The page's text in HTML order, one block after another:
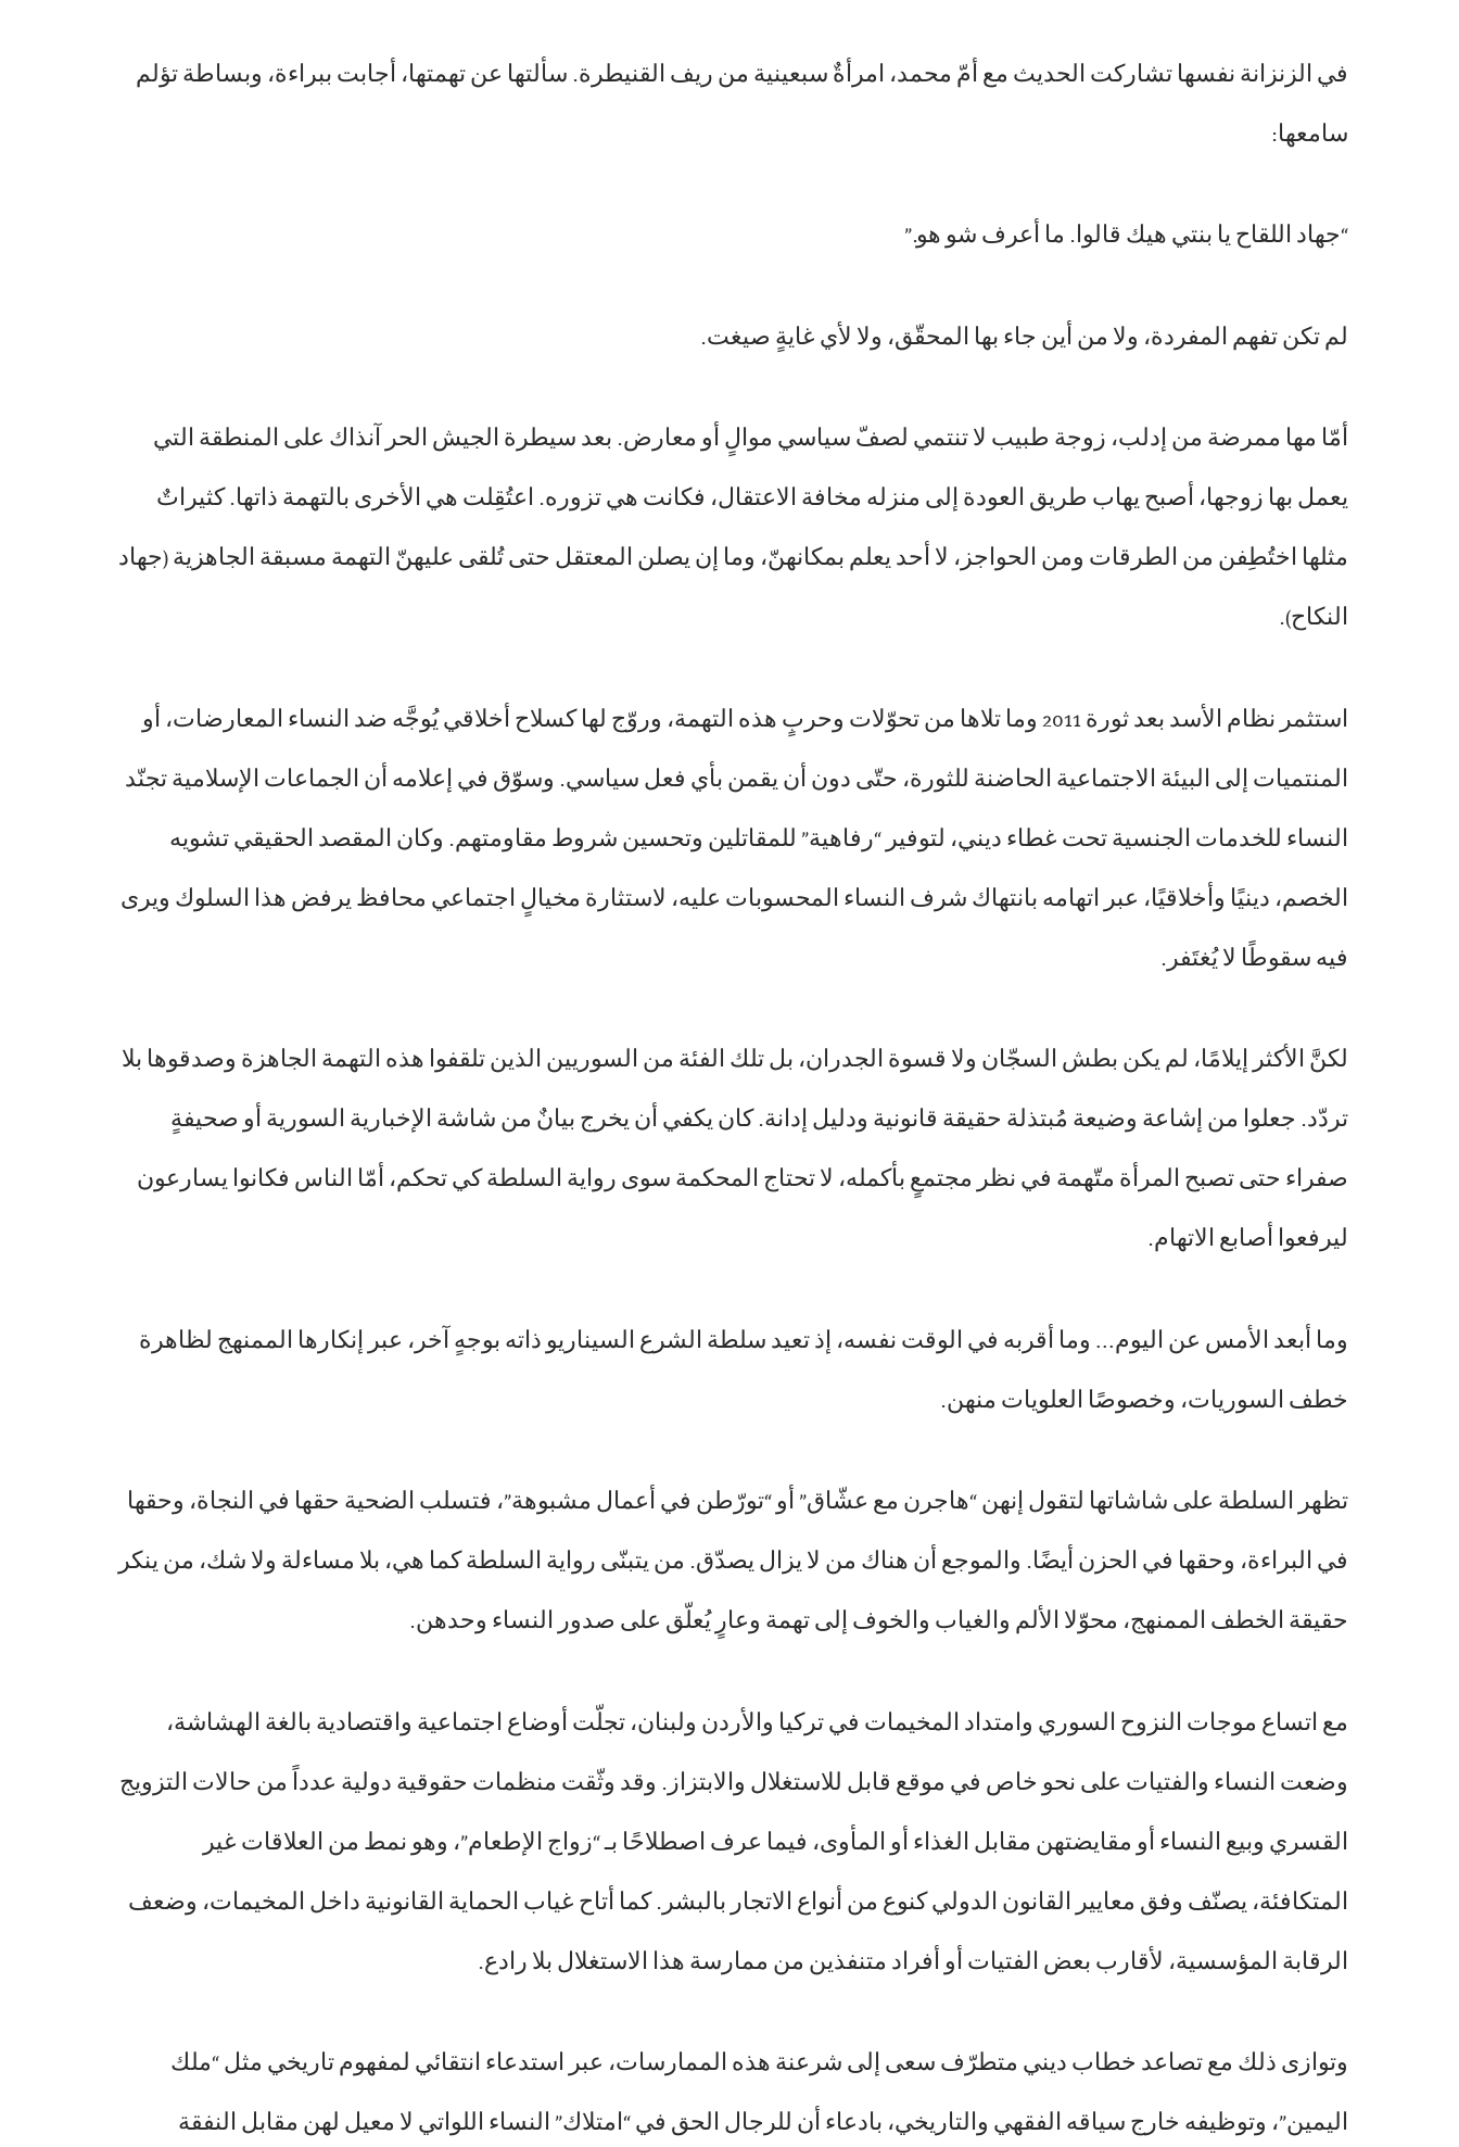
في الزنزانة نفسها تشاركت الحديث مع أمّ محمد، امرأةٌ سبعينية من ريف القنيطرة. سألتها عن تهمتها، أجابت ببراءة، وبساطة تؤلم
سامعها:
“جهاد اللقاح يا بنتي هيك قالوا. ما أعرف شو هو.”
لم تكن تفهم المفردة، ولا من أين جاء بها المحقّق، ولا لأي غايةٍ صيغت.
أمّا مها ممرضة من إدلب، زوجة طبيب لا تنتمي لصفّ سياسي موالٍ أو معارض. بعد سيطرة الجيش الحر آنذاك على المنطقة التي
يعمل بها زوجها، أصبح يهاب طريق العودة إلى منزله مخافة الاعتقال، فكانت هي تزوره. اعتُقِلت هي الأخرى بالتهمة ذاتها. كثيراتٌ
مثلها اختُطِفن من الطرقات ومن الحواجز، لا أحد يعلم بمكانهنّ، وما إن يصلن المعتقل حتى تُلقى عليهنّ التهمة مسبقة الجاهزية (جهاد
النكاح).
استثمر نظام الأسد بعد ثورة 2011 وما تلاها من تحوّلات وحربٍ هذه التهمة، وروّج لها كسلاح أخلاقي يُوجَّه ضد النساء المعارضات، أو
المنتميات إلى البيئة الاجتماعية الحاضنة للثورة، حتّى دون أن يقمن بأي فعل سياسي. وسوّق في إعلامه أن الجماعات الإسلامية تجنّد
النساء للخدمات الجنسية تحت غطاء ديني، لتوفير “رفاهية” للمقاتلين وتحسين شروط مقاومتهم. وكان المقصد الحقيقي تشويه
الخصم، دينيًا وأخلاقيًا، عبر اتهامه بانتهاك شرف النساء المحسوبات عليه، لاستثارة مخيالٍ اجتماعي محافظ يرفض هذا السلوك ويرى
فيه سقوطًا لا يُغتَفر.
لكنَّ الأكثر إيلامًا، لم يكن بطش السجّان ولا قسوة الجدران، بل تلك الفئة من السوريين الذين تلقفوا هذه التهمة الجاهزة وصدقوها بلا
تردّد. جعلوا من إشاعة وضيعة مُبتذلة حقيقة قانونية ودليل إدانة. كان يكفي أن يخرج بيانٌ من شاشة الإخبارية السورية أو صحيفةٍ
صفراء حتى تصبح المرأة متّهمة في نظر مجتمعٍ بأكمله، لا تحتاج المحكمة سوى رواية السلطة كي تحكم، أمّا الناس فكانوا يسارعون
ليرفعوا أصابع الاتهام.
وما أبعد الأمس عن اليوم… وما أقربه في الوقت نفسه، إذ تعيد سلطة الشرع السيناريو ذاته بوجهٍ آخر، عبر إنكارها الممنهج لظاهرة
خطف السوريات، وخصوصًا العلويات منهن.
تظهر السلطة على شاشاتها لتقول إنهن “هاجرن مع عشّاق” أو “تورّطن في أعمال مشبوهة”، فتسلب الضحية حقها في النجاة، وحقها
في البراءة، وحقها في الحزن أيضًا. والموجع أن هناك من لا يزال يصدّق. من يتبنّى رواية السلطة كما هي، بلا مساءلة ولا شك، من ينكر
حقيقة الخطف الممنهج، محوّلا الألم والغياب والخوف إلى تهمة وعارٍ يُعلّق على صدور النساء وحدهن.
مع اتساع موجات النزوح السوري وامتداد المخيمات في تركيا والأردن ولبنان، تجلّت أوضاع اجتماعية واقتصادية بالغة الهشاشة،
وضعت النساء والفتيات على نحو خاص في موقع قابل للاستغلال والابتزاز. وقد وثّقت منظمات حقوقية دولية عدداً من حالات التزويج
القسري وبيع النساء أو مقايضتهن مقابل الغذاء أو المأوى، فيما عرف اصطلاحًا بـ “زواج الإطعام”، وهو نمط من العلاقات غير
المتكافئة، يصنّف وفق معايير القانون الدولي كنوع من أنواع الاتجار بالبشر. كما أتاح غياب الحماية القانونية داخل المخيمات، وضعف
الرقابة المؤسسية، لأقارب بعض الفتيات أو أفراد متنفذين من ممارسة هذا الاستغلال بلا رادع.
وتوازى ذلك مع تصاعد خطاب ديني متطرّف سعى إلى شرعنة هذه الممارسات، عبر استدعاء انتقائي لمفهوم تاريخي مثل “ملك
اليمين”، وتوظيفه خارج سياقه الفقهي والتاريخي، بادعاء أن للرجال الحق في “امتلاك” النساء اللواتي لا معيل لهن مقابل النفقة